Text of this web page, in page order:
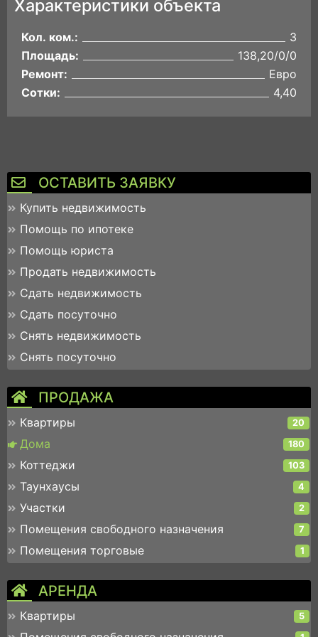
ОСТАВИТЬ ЗАЯВКУ
Купить недвижимость
Помощь по ипотеке
Помощь юриста
Продать недвижимость
Сдать недвижимость
Сдать посуточно
Снять недвижимость
Снять посуточно
ПРОДАЖА
Квартиры 20
Дома 180
Коттеджи 103
Таунхаусы 4
Участки 2
Помещения свободного назначения 7
Помещения торговые 1
АРЕНДА
Квартиры 5
Характеристики объекта
Кол. ком.:
3
Площадь:
138,20/0/0
Ремонт:
Евро
Сотки:
4,40